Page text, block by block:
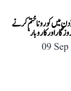
ویڈیو پیغام: ’وعدہ تھا 21 دن میں کورونا ختم کرنے
اور کاروبار‘
09